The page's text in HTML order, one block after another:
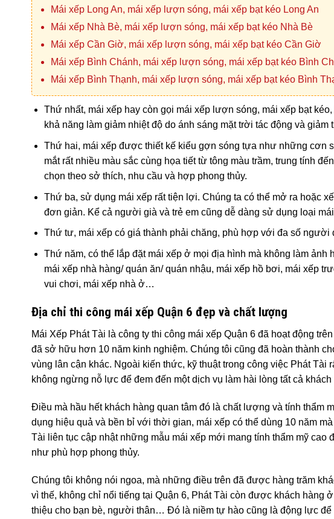
Mái xếp Long An, mái xếp lượn sóng, mái xếp bạt kéo Long An
Mái xếp Nhà Bè, mái xếp lượn sóng, mái xếp bạt kéo Nhà Bè
Mái xếp Cần Giờ, mái xếp lượn sóng, mái xếp bạt kéo Cần Giờ
Mái xếp Bình Chánh, mái xếp lượn sóng, mái xếp bạt kéo Bình
Mái xếp Bình Thạnh, mái xếp lượn sóng, mái xếp bạt kéo Bình
Thứ nhất, mái xếp hay còn gọi mái xếp lượn sóng, mái xếp bạt
khả năng làm giảm nhiệt độ do ánh sáng mặt trời tác động và giảm
Thứ hai, mái xếp được thiết kế kiểu gợn sóng tựa như những cơn
mắt rất nhiều màu sắc cùng họa tiết từ tông màu trầm, trung tính
chọn theo sở thích, nhu cầu và hợp phong thủy.
Thứ ba, sử dụng mái xếp rất tiện lợi. Chúng ta có thể mở ra hoặc
đơn giản. Kể cả người già và trẻ em cũng dễ dàng sử dụng loại
Thứ tư, mái xếp có giá thành phải chăng, phù hợp với đa số người
Thứ năm, có thể lắp đặt mái xếp ở mọi địa hình mà không làm
mái xếp nhà hàng/ quán ăn/ quán nhậu, mái xếp hồ bơi, mái xếp
vui chơi, mái xếp nhà ở…
Địa chỉ thi công mái xếp Quận 6 đẹp và chất lượng
Mái Xếp Phát Tài là công ty thi công mái xếp Quận 6 đã hoạt động
đã sở hữu hơn 10 năm kinh nghiệm. Chúng tôi cũng đã hoàn thành
vùng lân cận khác. Ngoài kiến thức, kỹ thuật trong công việc Phát
không ngừng nỗ lực để đem đến một dịch vụ làm hài lòng tất cả khách
Điều mà hầu hết khách hàng quan tâm đó là chất lượng và tính thẩm
dụng hiệu quả và bền bỉ với thời gian, mái xếp có thể dùng 10 năm
Tài liên tục cập nhật những mẫu mái xếp mới mang tính thẩm mỹ
như phù hợp phong thủy.
Chúng tôi không nói ngoa, mà những điều trên đã được hàng trăm
vì thế, không chỉ nổi tiếng tại Quận 6, Phát Tài còn được khách
thiệu cho bạn bè, người thân… Đó là niềm tự hào cũng là động lực để